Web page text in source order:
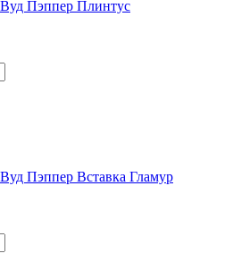
Пэппер Плинтус
Пэппер Вставка Гламур